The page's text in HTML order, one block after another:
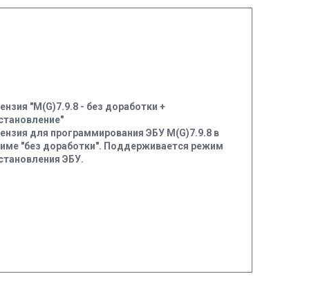
"M(G)7.9.8 - без доработки +
для программирования ЭБУ M(G)7.9.8 в
"без доработки". Поддерживается режим
ЭБУ.